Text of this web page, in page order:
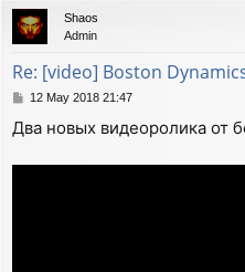
Shaos
Admin
Re: [video] Boston
P
s
12 May 2018 21:47
Два новых видеоролика от